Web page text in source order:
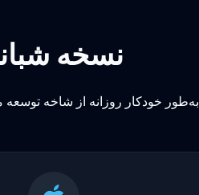
نسخه
به‌طور خودکار روزانه از شاخه